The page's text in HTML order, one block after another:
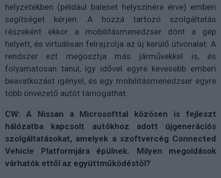
helyzetekben (például baleset helyszínére érve) emberi
segítséget kérjen. A hozzá tartozó szolgáltatás
részeként ekkor a mobilitásmenedzser dönt a gép
helyett, és virtuálisan felrajzolja az új kerülő útvonalat. A
rendszer ezt megosztja más járművekkel is, és
folyamatosan tanul, így idővel egyre kevesebb emberi
beavatkozást igényel, és egy mobilitásmenedzser egyre
több önvezető autót támogathat.
CW: A Nissan a Microsofttal közösen is fejleszt
hálózatba kapcsolt autókhoz adott újgenerációs
szolgáltatásokat, amelyek a szoftvercég Connected
Vehicle Platformjára épülnek. Milyen megoldások
várhatók ettől az együttműködéstől?